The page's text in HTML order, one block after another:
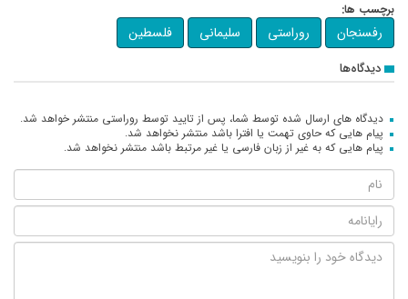
برچسب ها:
رفسنجان روراستی سلیمانی فلسطین
دیدگاه‌ها
دیدگاه های ارسال شده توسط شما، پس از تایید توسط روراستی منتشر خواهد شد.
پیام هایی که حاوی تهمت یا افترا باشد منتشر نخواهد شد.
پیام هایی که به غیر از زبان فارسی یا غیر مرتبط باشد منتشر نخواهد شد.